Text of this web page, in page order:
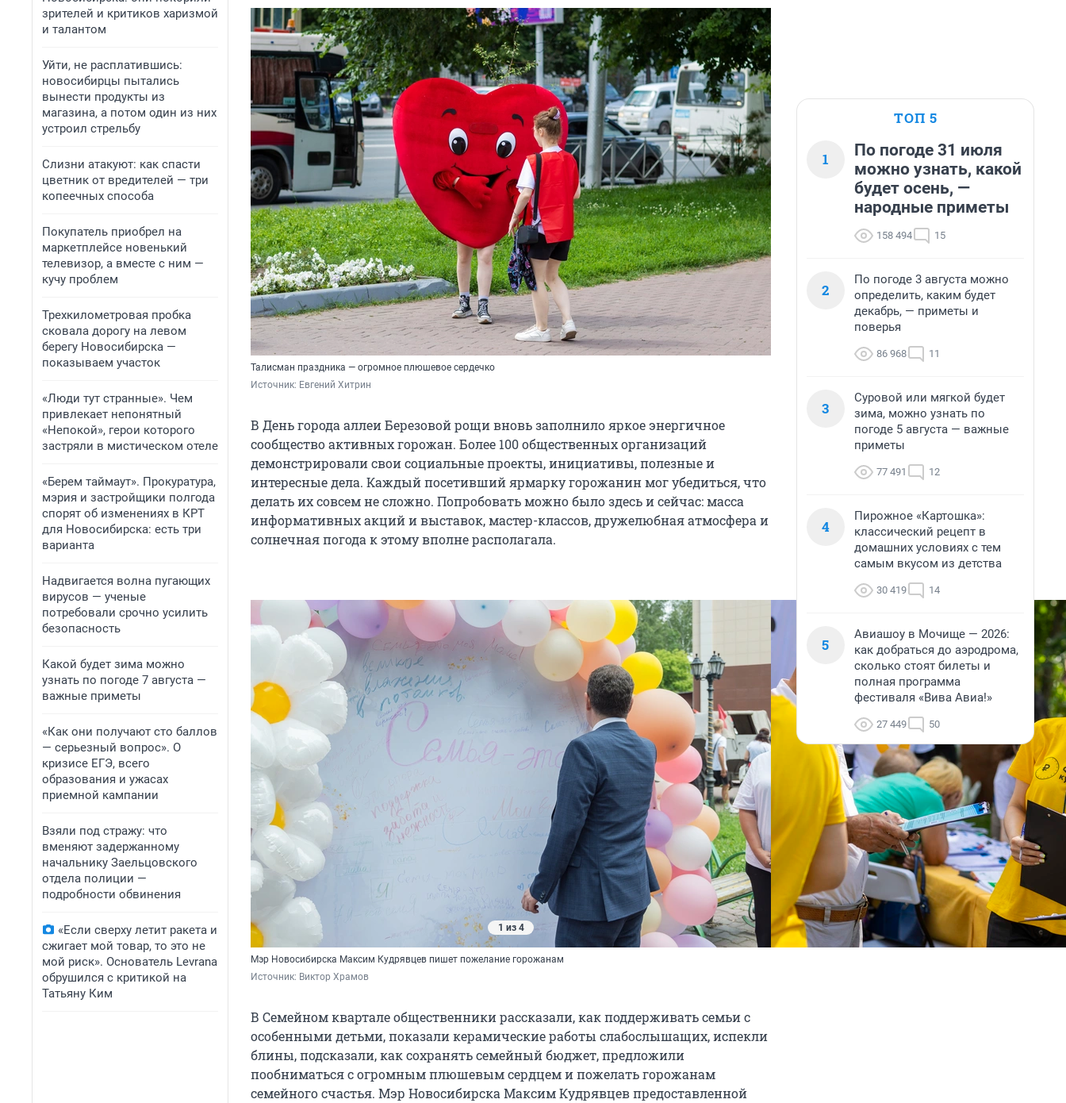
зрителей и критиков харизмой
и талантом
Уйти, не расплатившись:
новосибирцы пытались
вынести продукты из
магазина, а потом один из них
устроил стрельбу
Слизни атакуют: как спасти
цветник от вредителей — три
копеечных способа
Покупатель приобрел на
маркетплейсе новенький
телевизор, а вместе с ним —
кучу проблем
Трехкилометровая пробка
сковала дорогу на левом
берегу Новосибирска —
показываем участок
«Люди тут странные». Чем
привлекает непонятный
«Непокой», герои которого
застряли в мистическом отеле
«Берем таймаут». Прокуратура,
мэрия и застройщики полгода
спорят об изменениях в КРТ
для Новосибирска: есть три
варианта
Надвигается волна пугающих
вирусов — ученые
потребовали срочно усилить
безопасность
Какой будет зима можно
узнать по погоде 7 августа —
важные приметы
«Как они получают сто баллов
— серьезный вопрос». О
кризисе ЕГЭ, всего
образования и ужасах
приемной кампании
Взяли под стражу: что
вменяют задержанному
начальнику Заельцовского
отдела полиции —
подробности обвинения
«Если сверху летит ракета и
сжигает мой товар, то это не
мой риск». Основатель Levrana
обрушился с критикой на
Татьяну Ким
Талисман праздника — огромное плюшевое сердечко
Источник: Евгений Хитрин
В День города аллеи Березовой рощи вновь заполнило яркое энергичное
сообщество активных горожан. Более 100 общественных организаций
демонстрировали свои социальные проекты, инициативы, полезные и
интересные дела. Каждый посетивший ярмарку горожанин мог убедиться, что
делать их совсем не сложно. Попробовать можно было здесь и сейчас: масса
информативных акций и выставок, мастер-классов, дружелюбная атмосфера и
солнечная погода к этому вполне располагала.
1 из 4
Мэр Новосибирска Максим Кудрявцев пишет пожелание горожанам
Источник: Виктор Храмов
В Семейном квартале общественники рассказали, как поддерживать семьи с
особенными детьми, показали керамические работы слабослышащих, испекли
блины, подсказали, как сохранять семейный бюджет, предложили
пообниматься с огромным плюшевым сердцем и пожелать горожанам
семейного счастья. Мэр Новосибирска Максим Кудрявцев предоставленной
ТОП 5
1
По погоде 31 июля
можно узнать, какой
будет осень, —
народные приметы
158 494 15
2
По погоде 3 августа можно
определить, каким будет
декабрь, — приметы и
поверья
86 968 11
3
Суровой или мягкой будет
зима, можно узнать по
погоде 5 августа — важные
приметы
77 491 12
4
Пирожное «Картошка»:
классический рецепт в
домашних условиях с тем
самым вкусом из детства
30 419 14
5
Авиашоу в Мочище — 2026:
как добраться до аэродрома,
сколько стоят билеты и
полная программа
фестиваля «Вива Авиа!»
27 449 50